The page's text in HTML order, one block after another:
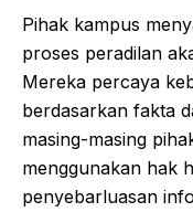
Pihak kampus
proses peradilan
Mereka percaya
berdasarkan fakta
masing-masing
menggunakan hak
penyebarluasan